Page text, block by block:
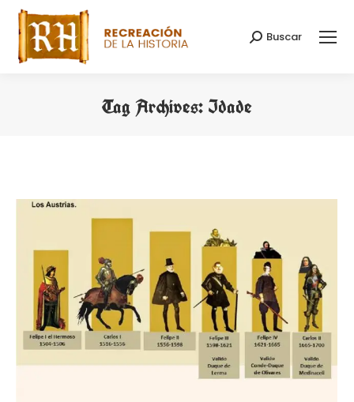
Search:
Buscar
Tag Archives: Idade